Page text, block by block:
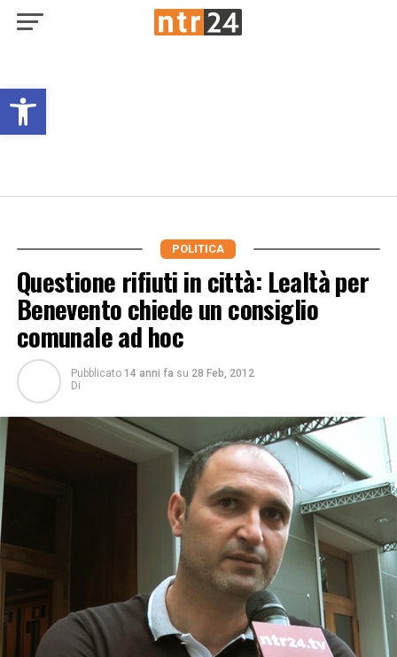
Open toolbar
POLITICA
Questione rifiuti in città: Lealtà per
Benevento chiede un consiglio
comunale ad hoc
Pubblicato 14 anni fa su 28 Feb, 2012
Di